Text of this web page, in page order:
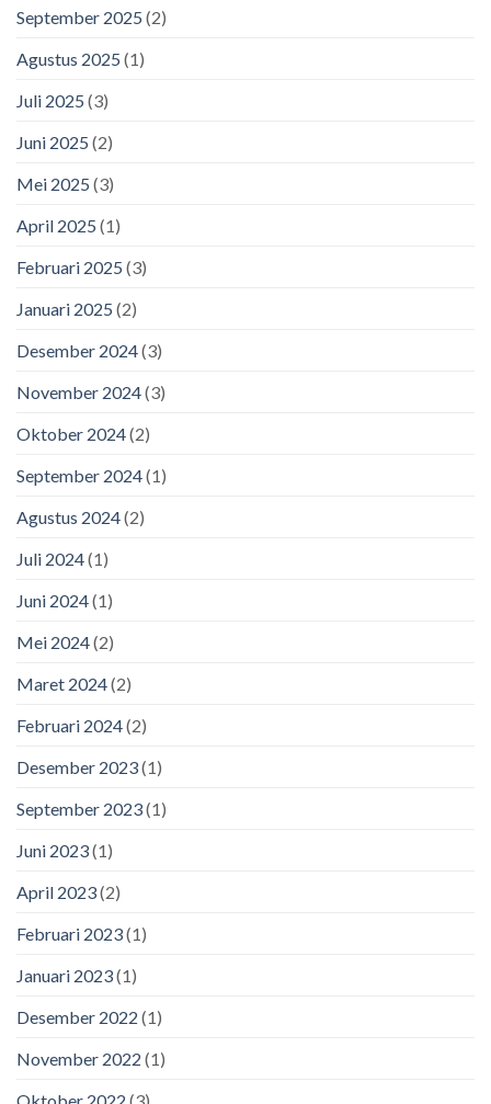
September 2025 (2)
Agustus 2025 (1)
Juli 2025 (3)
Juni 2025 (2)
Mei 2025 (3)
April 2025 (1)
Februari 2025 (3)
Januari 2025 (2)
Desember 2024(3)
November 2024(3)
Oktober 2024(2)
September 2024(1)
Agustus 2024(2)
Juli 2024(1)
Juni 2024(1)
Mei 2024(2)
Maret 2024(2)
Februari 2024(2)
Desember 2023(1)
September 2023(1)
Juni 2023(1)
April 2023(2)
Februari 2023(1)
Januari 2023(1)
Desember 2022 (1)
November 2022 (1)